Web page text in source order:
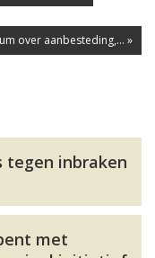
over aanbesteding,... »
tegen inbraken
met